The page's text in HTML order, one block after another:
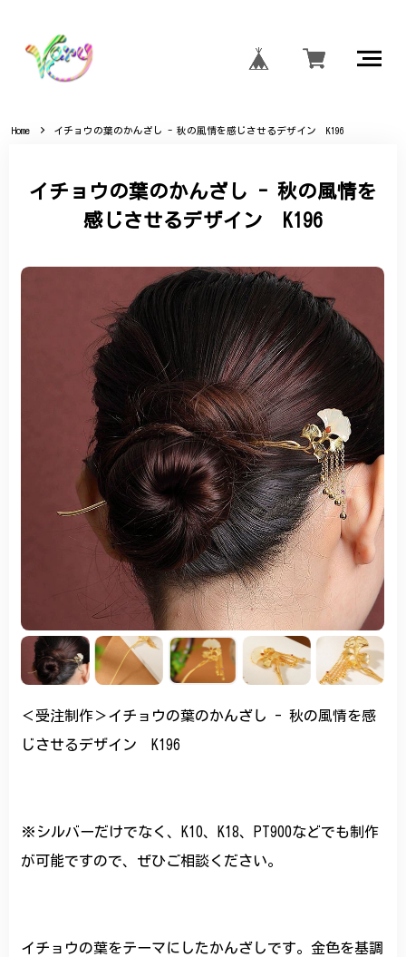
Home イチョウの葉のかんざし - 秋の風情を感じさせるデザイン K196
イチョウの葉のかんざし - 秋の風情を
感じさせるデザイン K196
＜受注制作＞イチョウの葉のかんざし - 秋の風情を感
じさせるデザイン K196
※シルバーだけでなく、K10、K18、PT900などでも制作
が可能ですので、ぜひご相談ください。
イチョウの葉をテーマにしたかんざしです。金色を基調